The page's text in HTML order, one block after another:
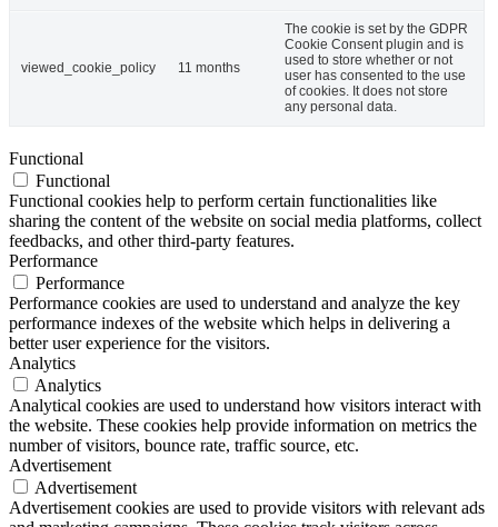
viewed_cookie_policy 11 months
The cookie is set by the GDPR
Cookie Consent plugin and is
used to store whether or not
user has consented to the use
of cookies. It does not store
any personal data.
Functional
Functional
Functional cookies help to perform certain functionalities like
sharing the content of the website on social media platforms, collect
feedbacks, and other third-party features.
Performance
Performance
Performance cookies are used to understand and analyze the key
performance indexes of the website which helps in delivering a
better user experience for the visitors.
Analytics
Analytics
Analytical cookies are used to understand how visitors interact with
the website. These cookies help provide information on metrics the
number of visitors, bounce rate, traffic source, etc.
Advertisement
Advertisement
Advertisement cookies are used to provide visitors with relevant ads